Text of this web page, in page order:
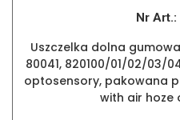
Nr Art.:
Uszczelka dolna
80041, 820100/01/02/03/
optosensory, pakowana
with air hoze